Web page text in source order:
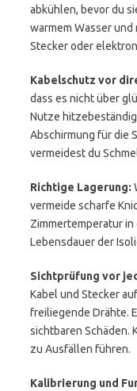
abkühlen, bevor du
warmem Wasser
Stecker oder
Kabelschutz vor
dass es nicht über
Nutze
Abschirmung für die
vermeidest du
Richtige Lagerung:
vermeide scharfe
Zimmertemperatur in
Lebensdauer der
Sichtprüfung vor
Kabel und Stecker
freiliegende Drähte.
sichtbaren Schäden.
zu Ausfällen führen.
Kalibrierung und